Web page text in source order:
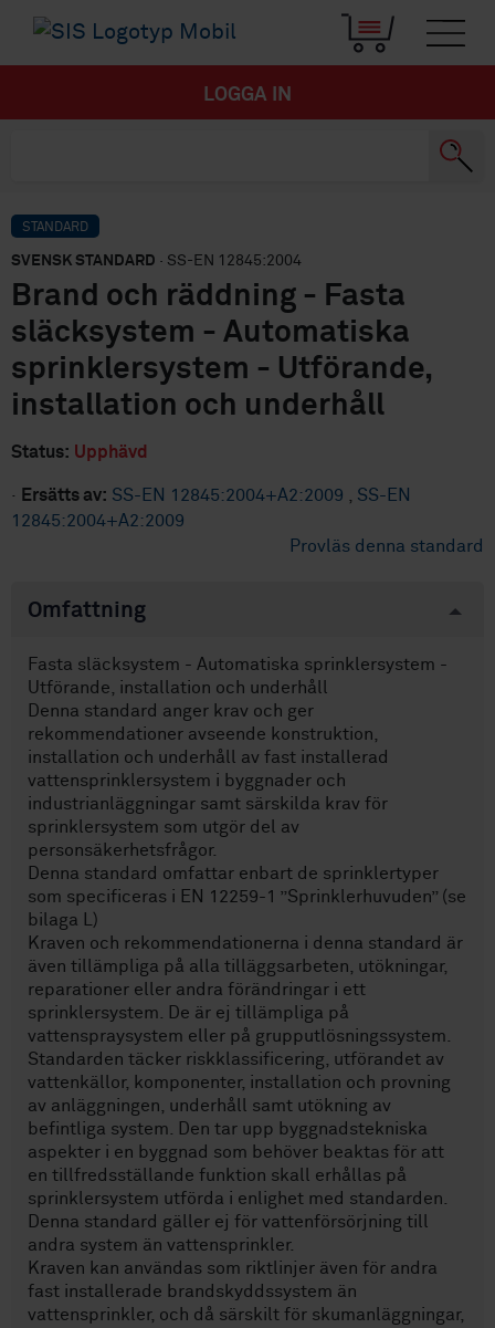
LOGGA IN
STANDARD
SVENSK STANDARD · SS-EN 12845:2004
Brand och räddning - Fasta
släcksystem - Automatiska
sprinklersystem - Utförande,
installation och underhåll
Status: Upphävd
· Ersätts av: SS-EN 12845:2004+A2:2009 , SS-EN
12845:2004+A2:2009
Provläs denna standard
Omfattning
Fasta släcksystem - Automatiska sprinklersystem -
Utförande, installation och underhåll
Denna standard anger krav och ger
rekommendationer avseende konstruktion,
installation och underhåll av fast installerad
vattensprinklersystem i byggnader och
industrianläggningar samt särskilda krav för
sprinklersystem som utgör del av
personsäkerhetsfrågor.
Denna standard omfattar enbart de sprinklertyper
som specificeras i EN 12259-1 ”Sprinklerhuvuden” (se
bilaga L)
Kraven och rekommendationerna i denna standard är
även tillämpliga på alla tilläggsarbeten, utökningar,
reparationer eller andra förändringar i ett
sprinklersystem. De är ej tillämpliga på
vattenspraysystem eller på grupputlösningssystem.
Standarden täcker riskklassificering, utförandet av
vattenkällor, komponenter, installation och provning
av anläggningen, underhåll samt utökning av
befintliga system. Den tar upp byggnadstekniska
aspekter i en byggnad som behöver beaktas för att
en tillfredsställande funktion skall erhållas på
sprinklersystem utförda i enlighet med standarden.
Denna standard gäller ej för vattenförsörjning till
andra system än vattensprinkler.
Kraven kan användas som riktlinjer även för andra
fast installerade brandskyddssystem än
vattensprinkler, och då särskilt för skumanläggningar,